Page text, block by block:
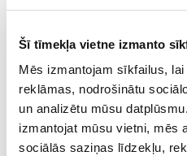
Šī tīmekļa vietne izmanto
Mēs izmantojam sīkfailus,
reklāmas, nodrošinātu
un analizētu mūsu
izmantojat mūsu vietni, mēs
sociālās saziņas līdzekļu,
Eirokausā ar piecām
vietu A grupā. Tikmēr
perfektu bilanci 5-0.